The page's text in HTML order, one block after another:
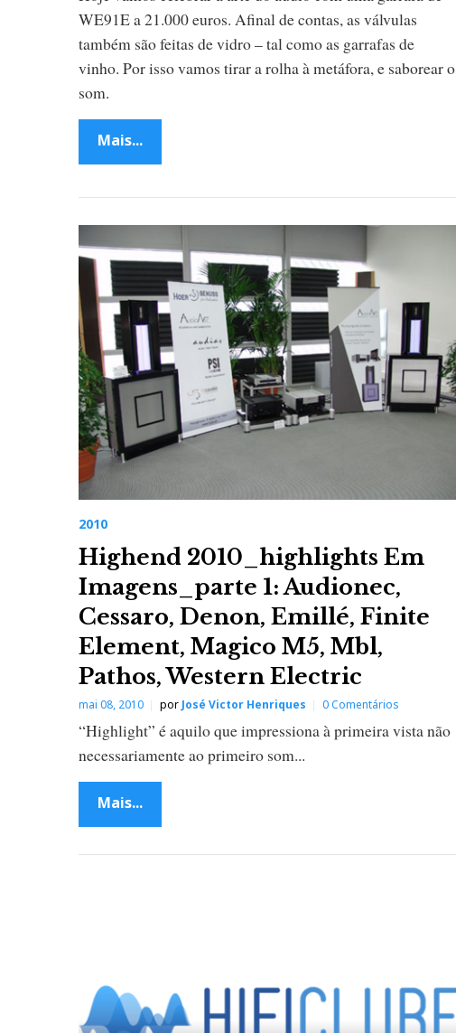
WE91E a 21.000 euros. Afinal de contas, as válvulas
também são feitas de vidro – tal como as garrafas de
vinho. Por isso vamos tirar a rolha à metáfora, e saborear o
som.
Mais...
2010
Highend 2010_highlights Em
Imagens_parte 1: Audionec,
Cessaro, Denon, Emillé, Finite
Element, Magico M5, Mbl,
Pathos, Western Electric
mai 08, 2010 por José Victor Henriques 0 Comentários
“Highlight” é aquilo que impressiona à primeira vista não
necessariamente ao primeiro som...
Mais...